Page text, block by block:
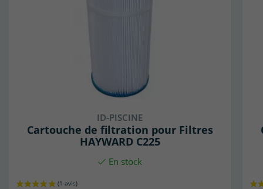
ID-PISCINE
Cartouche de filtration pour Filtres
HAYWARD C225
En stock